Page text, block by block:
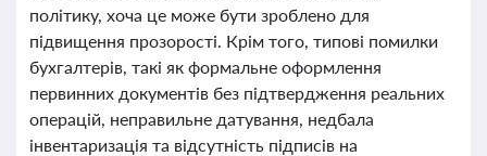
політику, хоча це може бути зроблено для
підвищення прозорості. Крім того, типові помилки
бухгалтерів, такі як формальне оформлення
первинних документів без підтвердження реальних
операцій, неправильне датування, недбала
інвентаризація та відсутність підписів на